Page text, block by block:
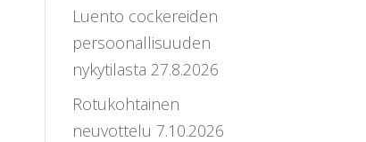
Luento cockereiden
persoonallisuuden
nykytilasta 27.8.2026
Rotukohtainen
neuvottelu 7.10.2026